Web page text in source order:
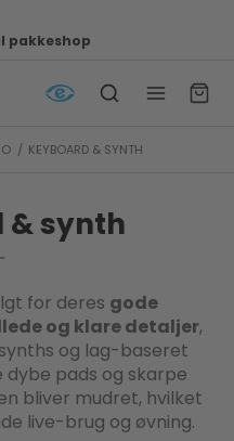
af e-mærket
/ KEYBOARD & SYNTH
& synth
for deres gode
og klare detaljer,
og lag-baseret
dybe pads og skarpe
bliver mudret, hvilket
live-brug og øvning.